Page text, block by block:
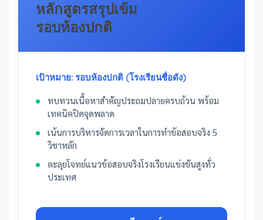
หลักสูตรสรุปเข้ม
รอบห้องปกติ
เป้าหมาย: รอบห้องปกติ (โรงเรียนชื่อดัง)
ทบทวนเนื้อหาสำคัญประถมปลายครบถ้วน พร้อม
เทคนิคปิดจุดพลาด
เน้นการบริหารจัดการเวลาในการทำข้อสอบจริง 5
วิชาหลัก
ตะลุยโจทย์แนวข้อสอบจริงโรงเรียนแข่งขันสูงทั่ว
ประเทศ